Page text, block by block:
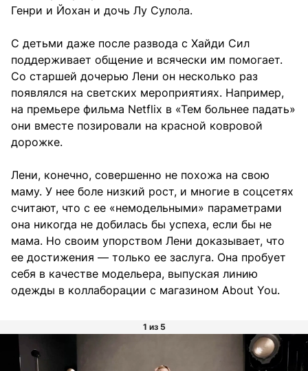
Генри и Йохан и дочь Лу Сулола.
С детьми даже после развода с Хайди Сил
поддерживает общение и всячески им помогает.
Со старшей дочерью Лени он несколько раз
появлялся на светских мероприятиях. Например,
на премьере фильма Netflix в «Тем больнее падать»
они вместе позировали на красной ковровой
дорожке.
Лени, конечно, совершенно не похожа на свою
маму. У нее боле низкий рост, и многие в соцсетях
считают, что с ее «немодельными» параметрами
она никогда не добилась бы успеха, если бы не
мама. Но своим упорством Лени доказывает, что
ее достижения — только ее заслуга. Она пробует
себя в качестве модельера, выпуская линию
одежды в коллаборации с магазином About You.
1 из 5